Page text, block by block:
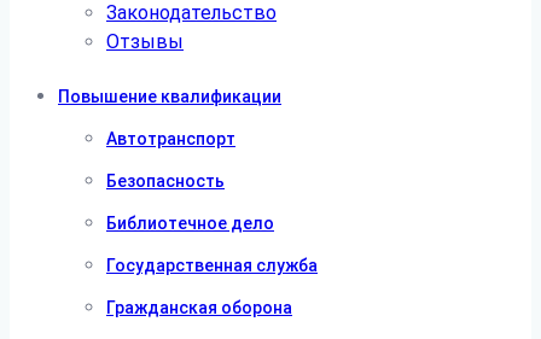
Законодательство
Отзывы
Повышение квалификации
Автотранспорт
Безопасность
Библиотечное дело
Государственная служба
Гражданская оборона